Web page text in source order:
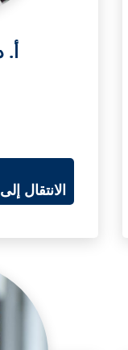
الانتقال